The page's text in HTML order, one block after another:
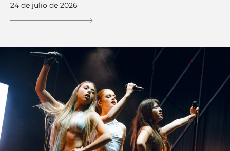
24 de julio de 2026